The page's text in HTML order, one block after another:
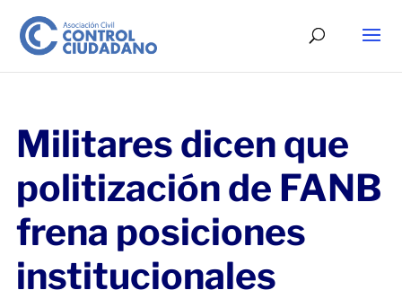
Militares dicen que
politización de FANB
frena posiciones
institucionales